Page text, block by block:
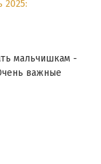
мальчишкам -
важные